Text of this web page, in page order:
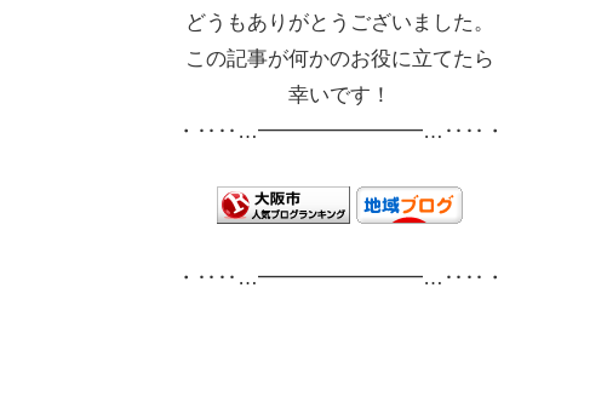
どうもありがとうございました。
この記事が何かのお役に立てたら
幸いです！
・‥‥…━━━━━━━━…‥‥・
・‥‥…━━━━━━━━…‥‥・